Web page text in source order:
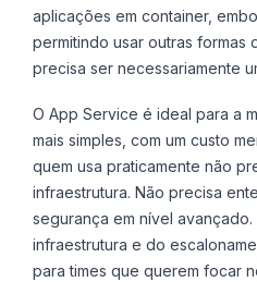
aplicações em container,
permitindo usar outras formas
precisa ser necessariamente
O App Service é ideal para a
mais simples, com um custo
quem usa praticamente não
infraestrutura. Não precisa
segurança em nível
infraestrutura e do
para times que querem focar